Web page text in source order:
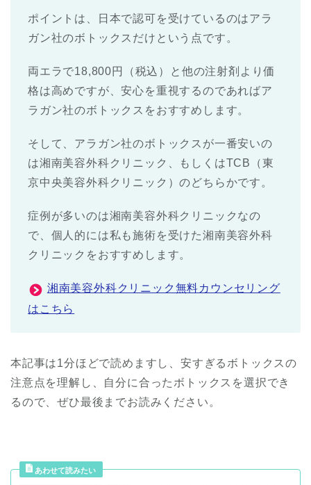
ポイントは、日本で認可を受けているのはアラ
ガン社のボトックスだけという点です。
両エラで18,800円（税込）と他の注射剤より価
格は高めですが、安心を重視するのであればア
ラガン社のボトックスをおすすめします。
そして、アラガン社のボトックスが一番安いの
は湘南美容外科クリニック、もしくはTCB（東
京中央美容外科クリニック）のどちらかです。
症例が多いのは湘南美容外科クリニックなの
で、個人的には私も施術を受けた湘南美容外科
クリニックをおすすめします。
湘南美容外科クリニック無料カウンセリング
はこちら
本記事は1分ほどで読めますし、安すぎるボトックスの
注意点を理解し、自分に合ったボトックスを選択でき
るので、ぜひ最後までお読みください。